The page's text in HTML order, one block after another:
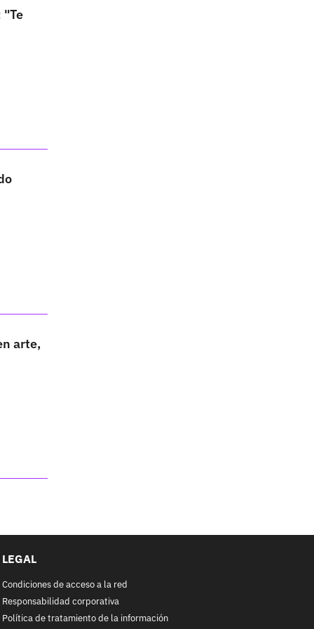
"Te
arte,
LEGAL
Condiciones de acceso a la red
Responsabilidad corporativa
Política de tratamiento de la información